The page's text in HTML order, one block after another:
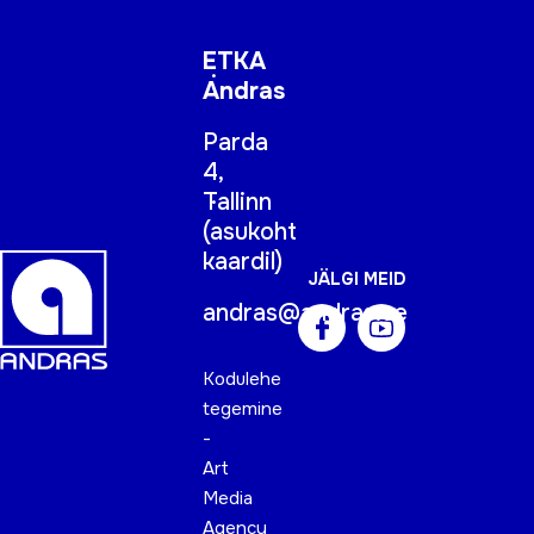
ETKA
Andras
Parda
4,
Tallinn
(asukoht
kaardil)
andras@andras.ee
Kodulehe
tegemine
-
Art
Media
Agency
JÄLGI MEID